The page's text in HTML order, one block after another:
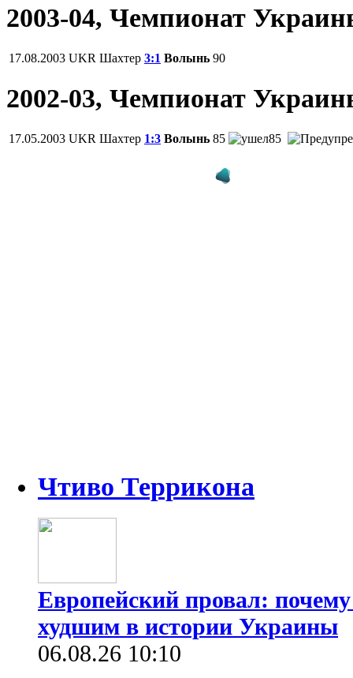
2003-04, Чемпионат
17.08.2003 UKR Шахтер 3:1 Волынь 90
2002-03, Чемпионат
17.05.2003 UKR Шахтер 1:3 Волынь 85 85
Чтиво Террикона
Европейский провал:
худшим в истории Украины
06.08.26 10:10